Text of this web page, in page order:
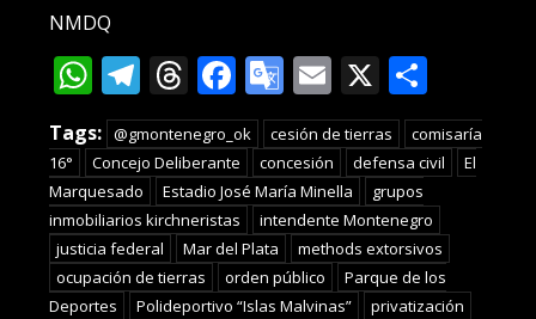
NMDQ
WhatsApp
Telegram
Threads
Facebook
Google
Translate
Email
X
Tags: @gmontenegro_ok cesión de tierras
comisaría
16°
Concejo Deliberante concesión defensa civil
El
Marquesado
Estadio José María Minella
grupos
inmobiliarios kirchneristas
intendente Montenegro
justicia federal
Mar del Plata
methods extorsivos
ocupación de tierras
orden público
Parque de los
Deportes
Polideportivo “Islas Malvinas”
privatización